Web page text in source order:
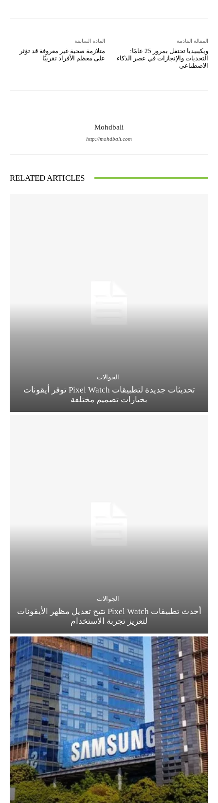
المادة السابقة
متلازمة صحية غير معروفة قد تؤثر
على معظم الأفراد تقريبًا
المقالة القادمة
ويكيبيديا تحتفل بمرور 25 عامًا:
التحديات والإنجازات في عصر الذكاء
الاصطناعي
Mohdbali
http://mohdbali.com
RELATED ARTICLES
الجوالات
تحديثات جديدة لتطبيقات Pixel Watch توفر أيقونات
بخيارات تصميم مختلفة
الجوالات
أحدث تطبيقات Pixel Watch تتيح تعديل مظهر الأيقونات
لتعزيز تجربة الاستخدام